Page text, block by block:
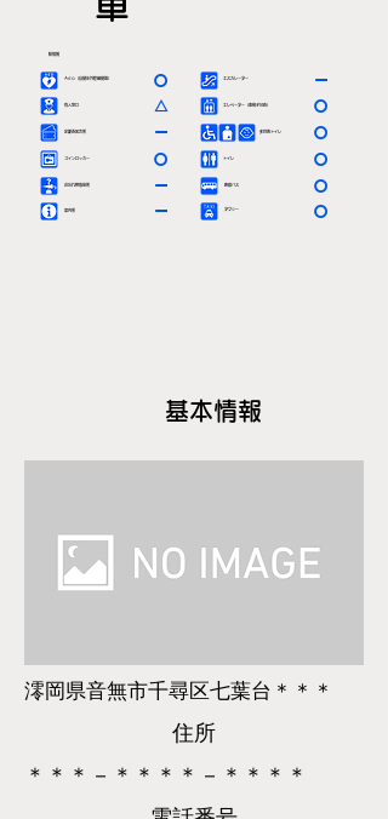
駅情報
ＡＥＤ（自動体外除細動器）
有人窓口
定期券発売所
エスカレーター
エレベーター（車椅子対応）
多目的トイレ
〇
△
ー
ー
〇
〇
コインロッカー トイレ
〇 〇
お忘れ物取扱所 ー
案内所 ー タクシー 〇
路線バス 〇
基本情報
澪岡県音無市千尋区七葉台＊＊＊
​住所
＊＊＊－＊＊＊＊－＊＊＊＊